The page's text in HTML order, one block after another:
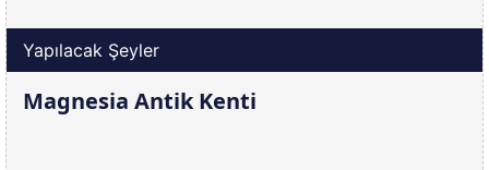
Yapılacak Şeyler
Magnesia Antik Kenti